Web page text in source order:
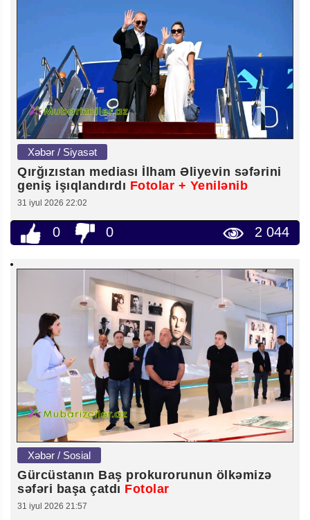
Xəbər / Siyasət
Qırğızıstan mediası İlham Əliyevin səfərini
geniş işıqlandırdı Fotolar + Yenilənib
31 iyul 2026 22:02
0 0 2 044
Xəbər / Sosial
Gürcüstanın Baş prokurorunun ölkəmizə
səfəri başa çatdı Fotolar
31 iyul 2026 21:57